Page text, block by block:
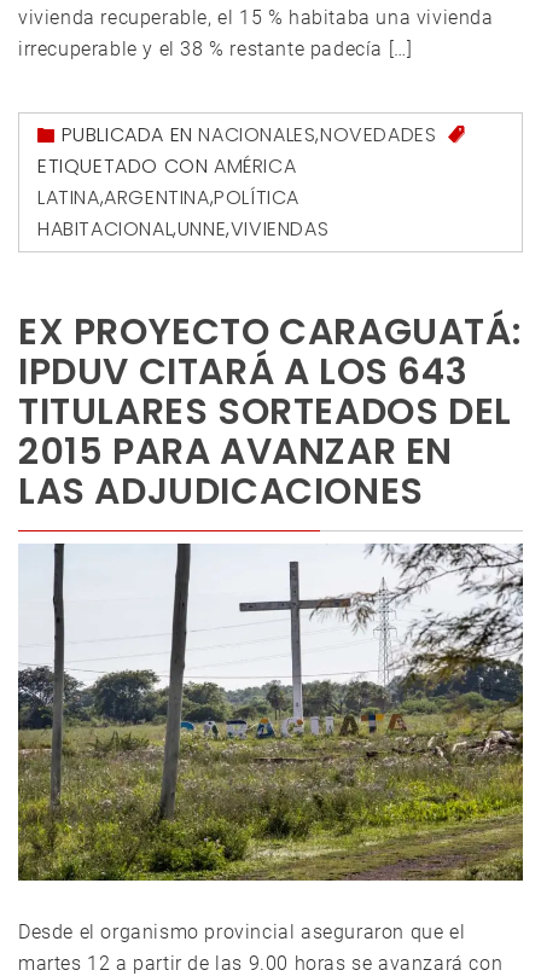
vivienda recuperable, el 15 % habitaba una vivienda
irrecuperable y el 38 % restante padecía […]
PUBLICADA ENNACIONALES,NOVEDADES
ETIQUETADO CON AMÉRICA
LATINA,ARGENTINA,POLÍTICA
HABITACIONAL,UNNE,VIVIENDAS
EX PROYECTO CARAGUATÁ:
IPDUV CITARÁ A LOS 643
TITULARES SORTEADOS DEL
2015 PARA AVANZAR EN
LAS ADJUDICACIONES
Desde el organismo provincial aseguraron que el
martes 12 a partir de las 9.00 horas se avanzará con